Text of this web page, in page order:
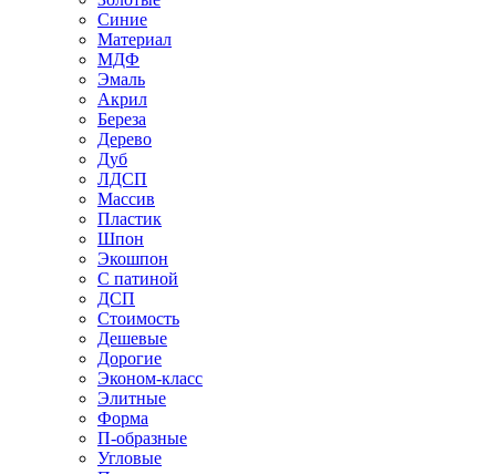
Синие
Материал
МДФ
Эмаль
Акрил
Береза
Дерево
Дуб
ЛДСП
Массив
Пластик
Шпон
Экошпон
С патиной
ДСП
Стоимость
Дешевые
Дорогие
Эконом-класс
Элитные
Форма
П-образные
Угловые